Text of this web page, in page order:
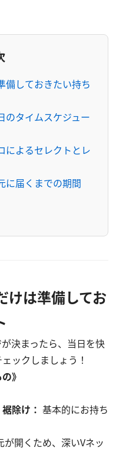
備しておきたい持ち
のタイムスケジュー
によるセレクトとレ
に届くまでの期間
けは準備してお
決まったら、当日を快
ックしましょう！
》
除け： 基本的にお持ち
が開くため、深いVネッ